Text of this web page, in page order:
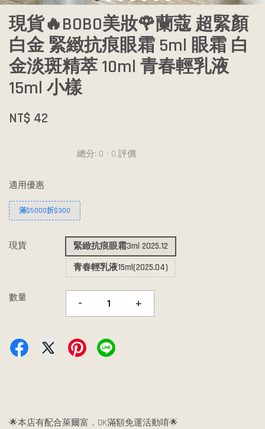
現貨🔥BOBO美妝🌹蘭蔻 超緊顏
白金 緊緻抗痕眼霜 5ml 眼霜 白
金淡斑精萃 10ml 青春輕乳液
15ml 小樣
NT$ 42
總分: 0 - 0 評價
適用優惠
滿$5000折$300
現貨
緊緻抗痕眼霜3ml 2025.12
青春輕乳液15ml(2025.04)
數量 - +
🌟本店有配合萊爾富．OK滿額免運活動唷🌟